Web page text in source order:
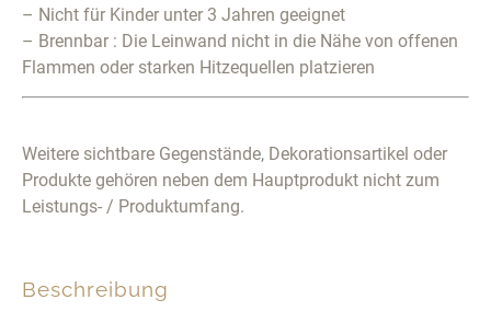
Beschreibung
– Nicht für Kinder unter 3 Jahren geeignet
– Brennbar : Die Leinwand nicht in die Nähe von offenen
Flammen oder starken Hitzequellen platzieren
Weitere sichtbare Gegenstände, Dekorationsartikel oder
Produkte gehören neben dem Hauptprodukt nicht zum
Leistungs- / Produktumfang.